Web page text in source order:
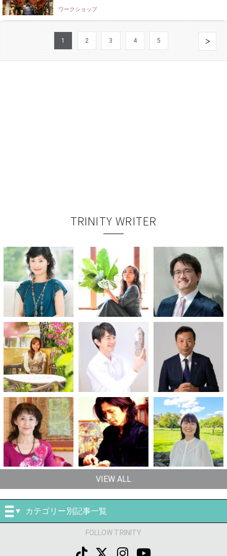
ワークショップ
1 2 3 4 5
TRINITY WRITER
VIEW ALL
カテゴリー別記事一覧
FOLLOW TRINITY